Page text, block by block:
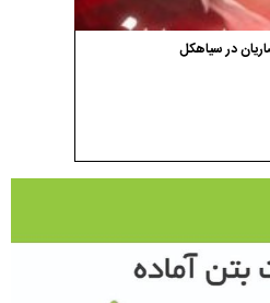
در سیاهکل